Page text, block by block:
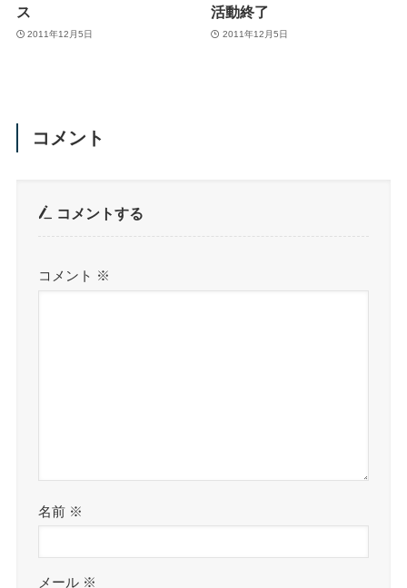
ス
2011年12月5日
活動終了
2011年12月5日
コメント
コメントする
コメント ※
名前 ※
メール ※